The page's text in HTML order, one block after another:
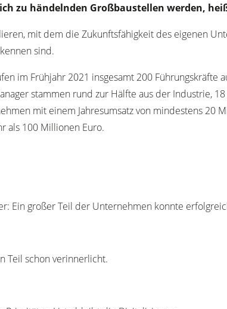
zu händelnden Großbaustellen werden,
mit dem die Zukunftsfähigkeit des eigenen
sind.
im Frühjahr 2021 insgesamt 200 Führungskräfte
stammen rund zur Hälfte aus der Industrie,
mit einem Jahresumsatz von mindestens
als 100 Millionen Euro.
Ein großer Teil der Unternehmen konnte
Teil schon verinnerlicht.